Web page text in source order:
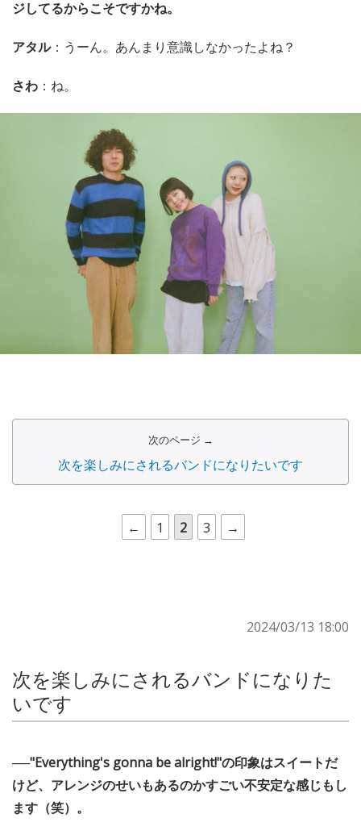
ジしてるからこそですかね。
アタル：うーん。あんまり意識しなかったよね？
さわ ：ね。
次のページ →
次を楽しみにされるバンドになりたいです
← 1 2 3 →
2024/03/13 18:00
次を楽しみにされるバンドになりた
いです
──"Everything's gonna be alright!"の印象はスイートだ
けど、アレンジのせいもあるのかすごい不安定な感じもし
ます（笑）。